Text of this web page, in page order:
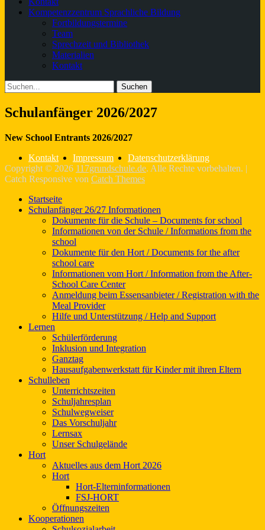
Kompetenzzentrum Sprachliche Bildung
Fortbildungstermine
Team
Sprechzeit und Bibliothek
Materialien
Kontakt
Suchen
Suche
nach:
Schulanfänger 2026/2027
New School Entrants 2026/2027
Kontakt
Impressum
Datenschutzerklärung
Copyright © 2026 117grundschule.de. Alle Rechte vorbehalten. |
Catch Responsive von Catch Themes
oben
scrollen
Startseite
Schulanfänger 26/27 Informationen
Dokumente für die Schule – Documents for school
Informationen von der Schule / Informations from the
school
Dokumente für den Hort / Documents for the after
school care
Informationen vom Hort / Information from the After-
School Care Center
Anmeldung beim Essensanbieter / Registration with the
Meal Provider
Hilfe und Unterstützung / Help and Support
Lernen
Schülerförderung
Inklusion und Integration
Ganztag
Hausaufgabenwerkstatt für Kinder mit ihren Eltern
Schulleben
Unterrichtszeiten
Schuljahresplan
Schulwegweiser
Das Vorschuljahr
Lernsax
Unser Schulgelände
Hort
Aktuelles aus dem Hort 2026
Hort
Hort-Elterninformationen
FSJ-HORT
Öffnungszeiten
Kooperationen